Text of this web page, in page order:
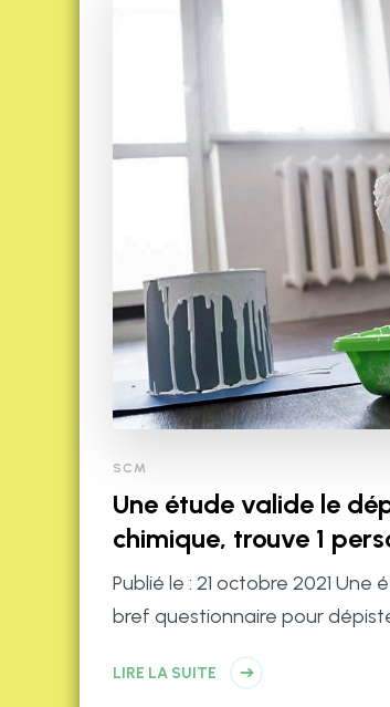
SCM
Une étude valide le
chimique, trouve 1
Publié le : 21 octobre 2021 Une
bref questionnaire pour
LIRE LA SUITE